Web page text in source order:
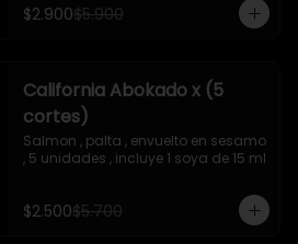
$2.900$5.900
California Abokado x (5
cortes)
Salmon , palta , envuelto en sesamo
, 5 unidades , incluye 1 soya de 15 ml
$2.500$5.700